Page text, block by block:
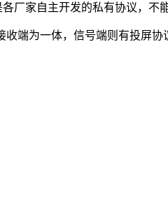
厂家自主开发的私有协议，不
端为一体，信号端则有投屏协